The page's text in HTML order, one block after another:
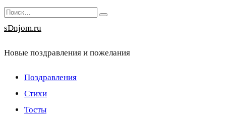
Перейти
к
Search
for:
sDnjom.ru
Новые поздравления и пожелания
Поздравления
Стихи
Тосты